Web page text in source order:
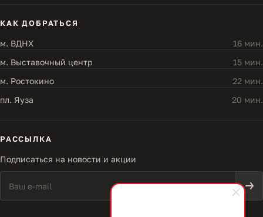
КАК ДОБРАТЬСЯ
м. ВДНХ
16 мин.
м. Выставочный центр
15 мин.
м. Ростокино
22 мин.
пл. Яуза
20 мин.
РАССЫЛКА
Подписаться на новости и акции